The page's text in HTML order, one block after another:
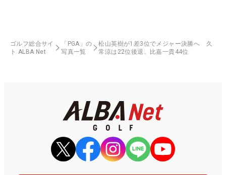
ゴルフ総合サイ
ト ALBA Net
「PGA」の
写真一覧
松山英樹が1差3位でメジャー決勝へ 久
常涼は22位後退、比嘉一貴44位